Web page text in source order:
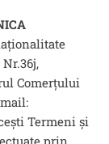
Comerțului
Termeni și
prin